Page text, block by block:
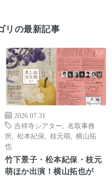
リの最新記事
2026.07.31
吉祥寺シアター
名取事務
所
松本紀保 枝元萌
横山拓
也
竹下景子・松本紀保・枝元
萌ほか出演！横山拓也が